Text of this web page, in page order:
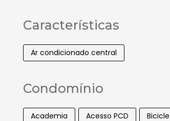
Características
Ar condicionado central
Condomínio
Academia Acesso PCD